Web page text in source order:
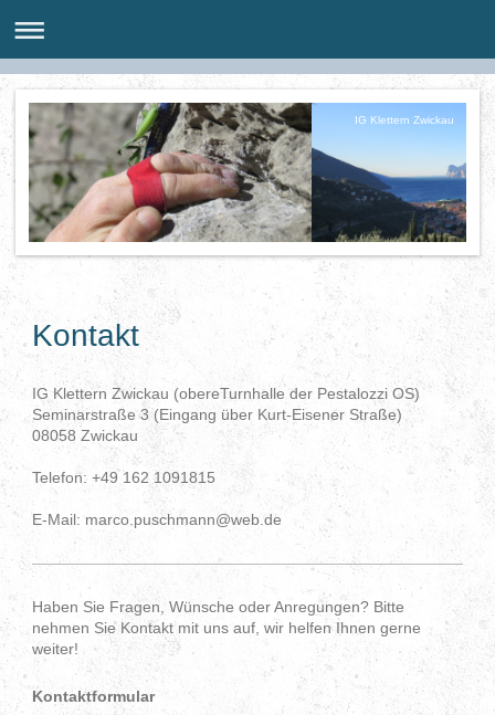
IG Klettern Zwickau
Kontakt
IG Klettern Zwickau (obereTurnhalle der Pestalozzi OS)
Seminarstraße 3 (Eingang über Kurt-Eisener Straße)
08058 Zwickau
Telefon: +49 162 1091815
E-Mail: marco.puschmann@web.de
Haben Sie Fragen, Wünsche oder Anregungen? Bitte
nehmen Sie Kontakt mit uns auf, wir helfen Ihnen gerne
weiter!
Kontaktformular